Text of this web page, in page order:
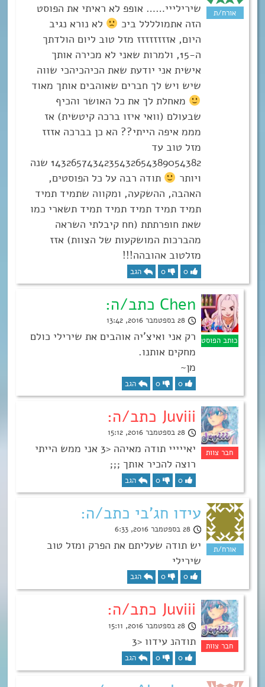
שירילייי…… אופפ לא ראיתי את הפוסט
הזה אתמולללל ביכ
לא נורא נגיב
היום, אזזזזזזזז מזל טוב ליום הולדתך
ה-15, ולמרות שאני לא מכירה אותך
אישית אני יודעת שאת הכיהכיהכי שווה
שיש ויש לך חברים שאוהבים אותך מאוד
מאחלת לך את כל האושר והכיף
שבעולם (וואי איזו ברכה קיטשית) אז
מממ איפה הייתי?? הא כן בברכה אזזז
מזל טוב עד
1432657434235432654389054382 שנה
ויותר
תודה רבה על כל הפוסטים,
האהבה, ההשקעה, ומקווה שתמיד תמיד
תמיד תמיד תמיד תמיד תמיד תשארי כמו
שאת חופרתתת (חח קיבלתי השראה
מהברכות המושקעות של הצוות) אזז
מזלטוב אהובהה!!!
0
0 הגב
Chen כתב/ה:
28 בספטמבר 2016, 13:42
רק אני ואיצ’יה אוהבים את שירילי כולם
מחקים אותנו.
מן~
0
0 הגב
Juviii כתב/ה:
28 בספטמבר 2016, 15:12
יאייייי תודה מאיהה <3 אני ממש הייתי
רוצה להכיר אותך ;;;
0
0 הגב
עידו חג'בי כתב/ה:
28 בספטמבר 2016, 6:33
יש תודה שעליתם את הפרק ומזל טוב
שירילי
0
0 הגב
Juviii כתב/ה:
28 בספטמבר 2016, 15:11
תודהנ עידוו <3
0
0 הגב